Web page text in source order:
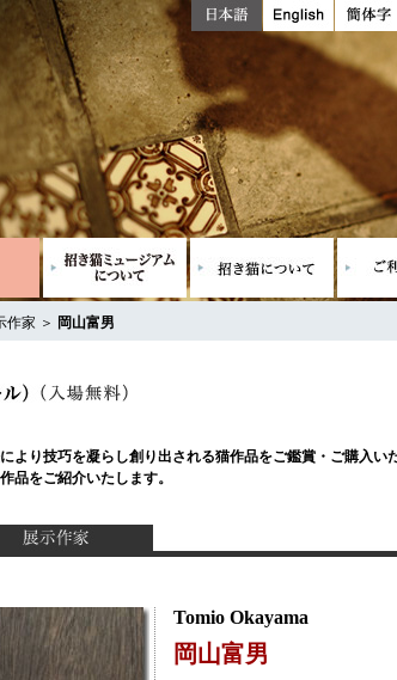
作家 ＞ 岡山富男
より技巧を凝らし創り出される猫作品をご鑑賞・ご購入い
品をご紹介いたします。
Tomio Okayama
岡山富男